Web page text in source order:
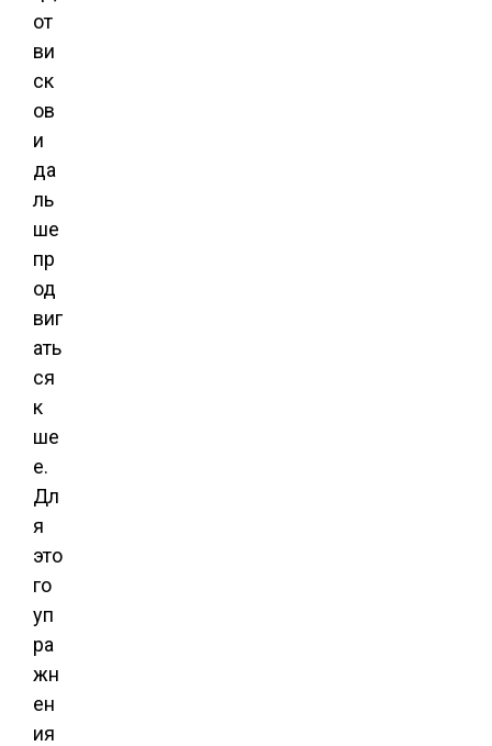
от
ви
ск
ов
и
да
ль
ше
пр
од
виг
ать
ся
к
ше
е.
Дл
я
это
го
уп
ра
жн
ен
ия